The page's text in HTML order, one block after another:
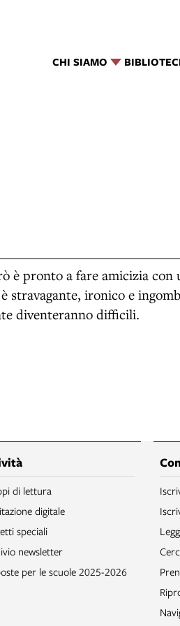
CHI SIAMO
è pronto a fare amicizia
stravagante, ironico e
diventeranno difficili.
di lettura
digitale
speciali
newsletter
per le scuole 2025-2026